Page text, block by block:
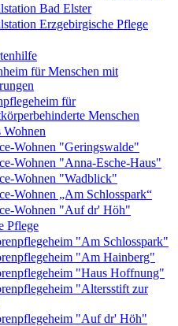
Bad Elster
Erzgebirgische Pflege
für Menschen mit
für
Menschen
Wohnen
Wohnen "Geringswalde"
Wohnen "Anna-Esche-Haus"
Wohnen "Wadblick"
Wohnen „Am Schlosspark“
Wohnen "Auf dr' Höh"
Pflege
"Am Schlosspark"
"Am Hainberg"
"Haus Hoffnung"
"Altersstift zur
"Auf dr' Höh"